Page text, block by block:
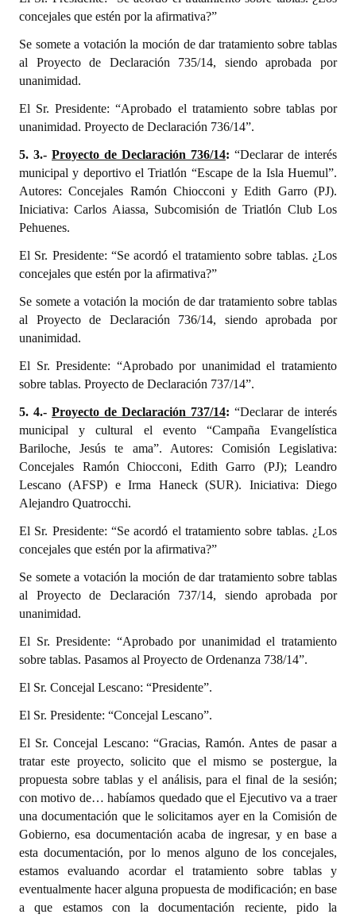
concejales que estén por la afirmativa?”
Se somete a votación la moción de dar tratamiento sobre tablas
al Proyecto de Declaración 735/14, siendo aprobada por
unanimidad.
El Sr. Presidente: “Aprobado el tratamiento sobre tablas por
unanimidad. Proyecto de Declaración 736/14”.
5. 3.- Proyecto de Declaración 736/14: “Declarar de interés
municipal y deportivo el Triatlón “Escape de la Isla Huemul”.
Autores: Concejales Ramón Chiocconi y Edith Garro (PJ).
Iniciativa: Carlos Aiassa, Subcomisión de Triatlón Club Los
Pehuenes.
El Sr. Presidente: “Se acordó el tratamiento sobre tablas. ¿Los
concejales que estén por la afirmativa?”
Se somete a votación la moción de dar tratamiento sobre tablas
al Proyecto de Declaración 736/14, siendo aprobada por
unanimidad.
El Sr. Presidente: “Aprobado por unanimidad el tratamiento
sobre tablas. Proyecto de Declaración 737/14”.
5. 4.- Proyecto de Declaración 737/14: “Declarar de interés
municipal y cultural el evento “Campaña Evangelística
Bariloche, Jesús te ama”. Autores: Comisión Legislativa:
Concejales Ramón Chiocconi, Edith Garro (PJ); Leandro
Lescano (AFSP) e Irma Haneck (SUR). Iniciativa: Diego
Alejandro Quatrocchi.
El Sr. Presidente: “Se acordó el tratamiento sobre tablas. ¿Los
concejales que estén por la afirmativa?”
Se somete a votación la moción de dar tratamiento sobre tablas
al Proyecto de Declaración 737/14, siendo aprobada por
unanimidad.
El Sr. Presidente: “Aprobado por unanimidad el tratamiento
sobre tablas. Pasamos al Proyecto de Ordenanza 738/14”.
El Sr. Concejal Lescano: “Presidente”.
El Sr. Presidente: “Concejal Lescano”.
El Sr. Concejal Lescano: “Gracias, Ramón. Antes de pasar a
tratar este proyecto, solicito que el mismo se postergue, la
propuesta sobre tablas y el análisis, para el final de la sesión;
con motivo de… habíamos quedado que el Ejecutivo va a traer
una documentación que le solicitamos ayer en la Comisión de
Gobierno, esa documentación acaba de ingresar, y en base a
esta documentación, por lo menos alguno de los concejales,
estamos evaluando acordar el tratamiento sobre tablas y
eventualmente hacer alguna propuesta de modificación; en base
a que estamos con la documentación reciente, pido la